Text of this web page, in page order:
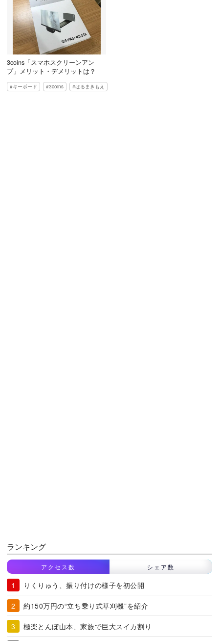
3coins「スマホスクリーンアン
プ」メリット・デメリットは？
キーボード 3coins はるまきもえ
ランキング
アクセス数 シェア数
りくりゅう、振り付けの様子を初公開
約150万円の“立ち乗り式草刈機”を紹介
極楽とんぼ山本、家族で巨大スイカ割り